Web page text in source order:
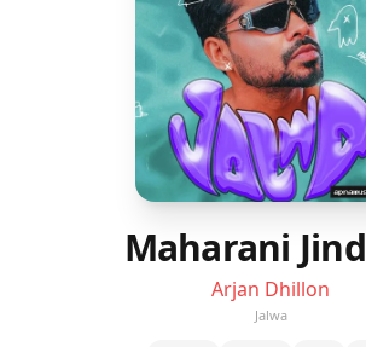
Maharani
Arjan Dhillon
Jalwa